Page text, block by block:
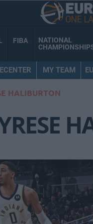
FIBA
NATIONAL
MY TEAM
HALIBURTON